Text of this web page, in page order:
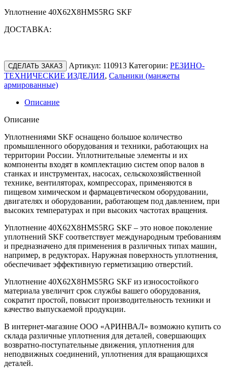
Уплотнение 40X62X8HMS5RG SKF
ДОСТАВКА:
СДЕЛАТЬ ЗАКАЗ Артикул: 110913 Категории: РЕЗИНО-
ТЕХНИЧЕСКИЕ ИЗДЕЛИЯ, Сальники (манжеты
армированные)
Описание
Описание
Уплотнениями SKF оснащено большое количество
промышленного оборудования и техники, работающих на
территории России. Уплотнительные элементы и их
компоненты входят в комплектацию систем опор валов в
станках и инструментах, насосах, сельскохозяйственной
технике, вентиляторах, компрессорах, применяются в
пищевом химическом и фармацевтическом оборудовании,
двигателях и оборудовании, работающем под давлением, при
высоких температурах и при высоких частотах вращения.
Уплотнение 40X62X8HMS5RG SKF – это новое поколение
уплотнений SKF соответствует международным требованиям
и предназначено для применения в различных типах машин,
например, в редукторах. Наружная поверхность уплотнения,
обеспечивает эффективную герметизацию отверстий.
Уплотнение 40X62X8HMS5RG SKF из износостойкого
материала увеличит срок службы вашего оборудования,
сократит простой, повысит производительность техники и
качество выпускаемой продукции.
В интернет-магазине ООО «АРИНВАЛ» возможно купить со
склада различные уплотнения для деталей, совершающих
возвратно-поступательные движения, уплотнения для
неподвижных соединений, уплотнения для вращающихся
деталей.